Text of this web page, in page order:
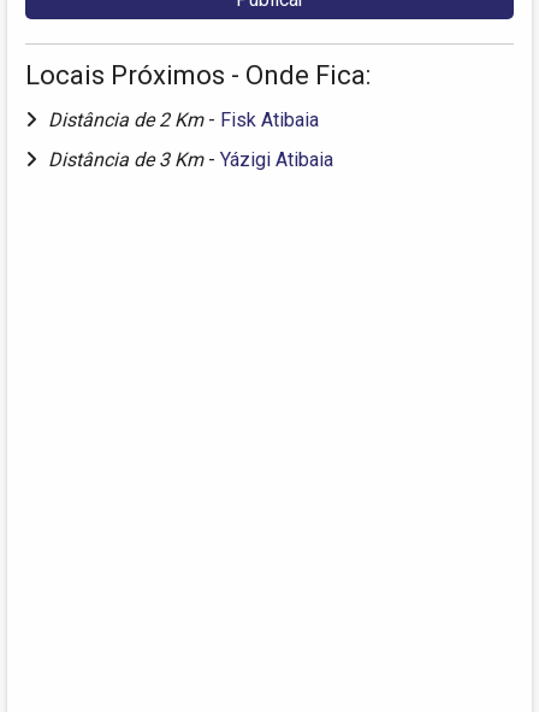
Locais Próximos - Onde Fica:
Distância de 2 Km - Fisk Atibaia
Distância de 3 Km - Yázigi Atibaia